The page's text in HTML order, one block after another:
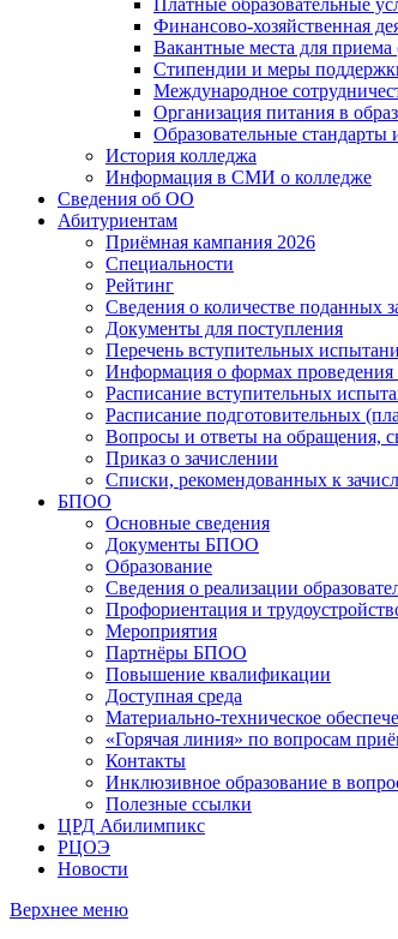
Платные образовательные
Финансово-хозяйственная
Вакантные места для
Стипендии и меры
Международное
Организация питания в
Образовательные стандарты
История колледжа
Информация в СМИ о колледже
Сведения об ОО
Абитуриентам
Приёмная кампания 2026
Специальности
Рейтинг
Сведения о количестве поданных
Документы для поступления
Перечень вступительных
Информация о формах
Расписание вступительных
Расписание подготовительных
Вопросы и ответы на обращения,
Приказ о зачислении
Списки, рекомендованных к
БПОО
Основные сведения
Документы БПОО
Образование
Сведения о реализации
Профориентация и
Мероприятия
Партнёры БПОО
Повышение квалификации
Доступная среда
Материально-техническое
«Горячая линия» по вопросам
Контакты
Инклюзивное образование в
Полезные ссылки
ЦРД Абилимпикс
РЦОЭ
Новости
Верхнее меню